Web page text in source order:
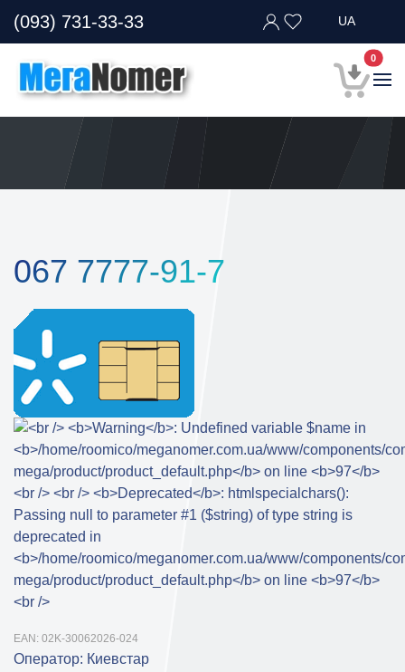
(093) 731-33-33 UA
0В
067 7777-91-7
EAN: 02K-30062026-024
Оператор: Киевстар